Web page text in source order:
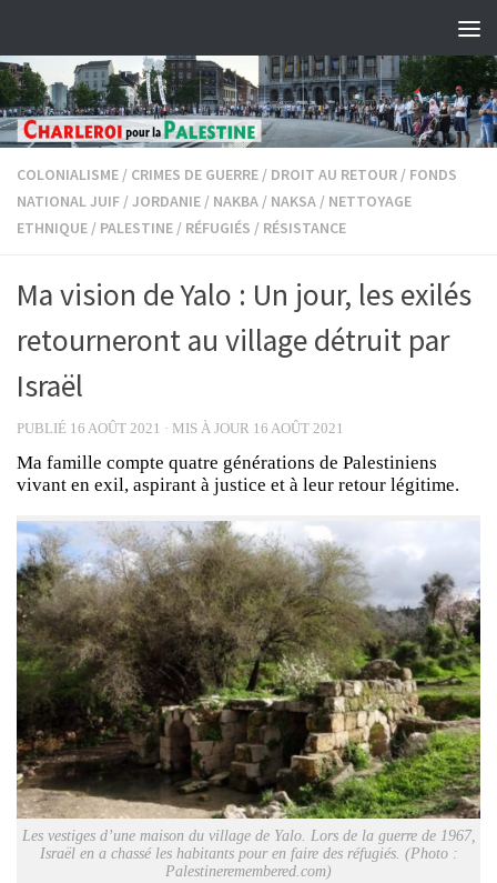
COLONIALISME / CRIMES DE GUERRE / DROIT AU RETOUR / FONDS
NATIONAL JUIF /JORDANIE / NAKBA / NAKSA / NETTOYAGE
ETHNIQUE / PALESTINE / RÉFUGIÉS / RÉSISTANCE
Ma vision de Yalo : Un jour, les exilés
retourneront au village détruit par
Israël
PUBLIÉ 16 AOÛT 2021 · MIS À JOUR 16 AOÛT 2021
Ma famille compte quatre générations de Palestiniens
vivant en exil, aspirant à justice et à leur retour légitime.
Les vestiges d’une maison du village de Yalo. Lors de la guerre de 1967,
Israël en a chassé les habitants pour en faire des réfugiés. (Photo :
Palestineremembered.com)